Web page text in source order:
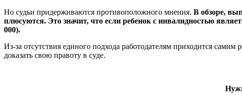
Но судьи придерживаются противоположного мнения. В обзоре,
плюсуются. Это значит, что если ребенок с инвалидностью
000).
Из-за отсутствия единого подхода работодателям приходится
доказать свою правоту в суде.